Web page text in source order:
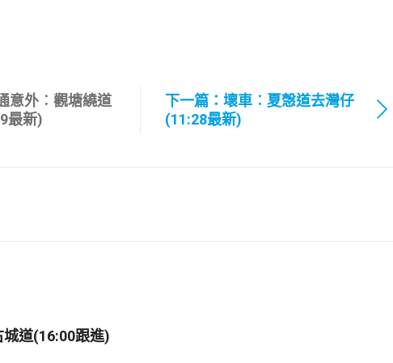
意外︰觀塘繞道
最新)
下一篇：壞車︰夏愨道去灣仔
(11:28最新)
城道(16:00跟進)